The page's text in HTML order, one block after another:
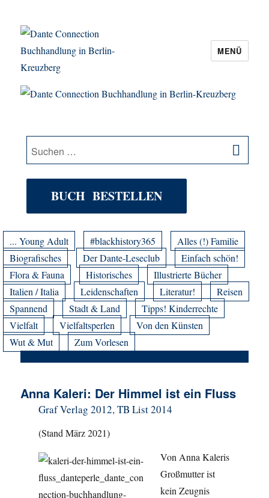
Dante Connection Buchhandlung in
MENÜ
Suche
nach:
BUCH BESTELLEN
... Young Adult #blackhistory365
Alles (!) Familie
Biografisches
Der Dante-Leseclub
Einfach schön!
Flora & Fauna
Historisches
Illustrierte Bücher
Italien / Italia
Leidenschaften Literatur!
Reisen
Spannend
Stadt & Land
Tipps! Kinderrechte
Vielfalt
Vielfaltsperlen
Von den Künsten
Wut & Mut
Zum Vorlesen
Anna Kaleri: Der Himmel ist ein Fluss
Graf Verlag 2012, TB List 2014
(Stand März 2021)
Von Anna Kaleris
Großmutter ist
kein Zeugnis